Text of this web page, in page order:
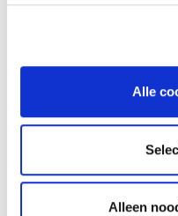
Alle
Alleen
gemeenschappelijk
in de gemeenten